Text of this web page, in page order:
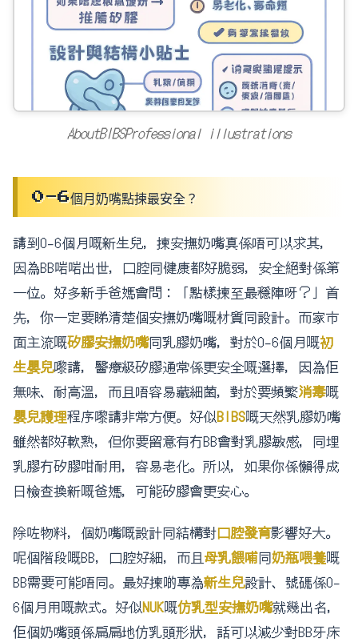
AboutBIBSProfessional illustrations
0-6個月奶嘴點揀最安全？
講到0-6個月嘅新生兒，揀安撫奶嘴真係唔可以求其，
因為BB啱啱出世，口腔同健康都好脆弱，安全絕對係第
一位。好多新手爸媽會問：「點樣揀至最穩陣呀？」首
先，你一定要睇清楚個安撫奶嘴嘅材質同設計。而家市
面主流嘅矽膠安撫奶嘴同乳膠奶嘴，對於0-6個月嘅初
生嬰兒嚟講，醫療級矽膠通常係更安全嘅選擇，因為佢
無味、耐高溫，而且唔容易藏細菌，對於要頻繁消毒嘅
嬰兒護理程序嚟講非常方便。好似BIBS嘅天然乳膠奶嘴
雖然都好軟熟，但你要留意有冇BB會對乳膠敏感，同埋
乳膠冇矽膠咁耐用，容易老化。所以，如果你係懶得成
日檢查換新嘅爸媽，可能矽膠會更安心。
除咗物料，個奶嘴嘅設計同結構對口腔發育影響好大。
呢個階段嘅BB，口腔好細，而且母乳餵哺同奶瓶喂養嘅
BB需要可能唔同。最好揀啲專為新生兒設計、號碼係0-
6個月用嘅款式。好似NUK嘅仿乳型安撫奶嘴就幾出名，
佢個奶嘴頭係扁扁地仿乳頭形狀，話可以減少對BB牙床